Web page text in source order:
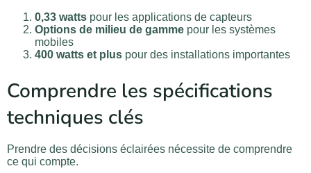
0,33 watts pour les applications de capteurs
Options de milieu de gamme pour les systèmes
mobiles
400 watts et plus pour des installations importantes
Comprendre les spécifications
techniques clés
Prendre des décisions éclairées nécessite de comprendre
ce qui compte.